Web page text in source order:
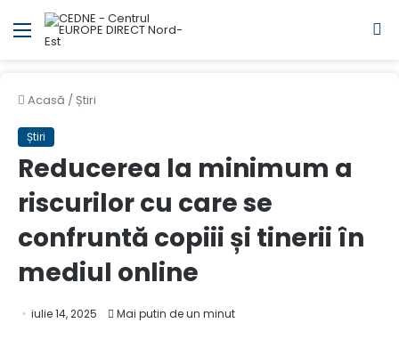
Meniul
Acasă / Știri
Știri
Reducerea la minimum a
riscurilor cu care se
confruntă copiii și tinerii în
mediul online
iulie 14, 2025 Mai putin de un minut